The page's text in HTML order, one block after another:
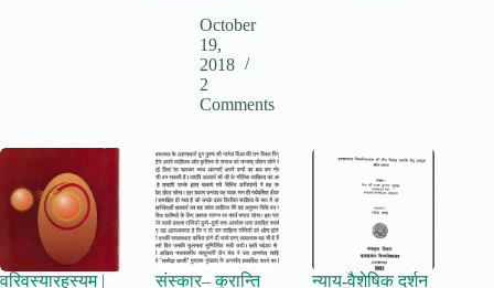
October
19,
2018
2
Comments
वरिवस्यारहस्यम |
संस्कार– क्रान्ति
न्याय-वैशेषिक दर्शन